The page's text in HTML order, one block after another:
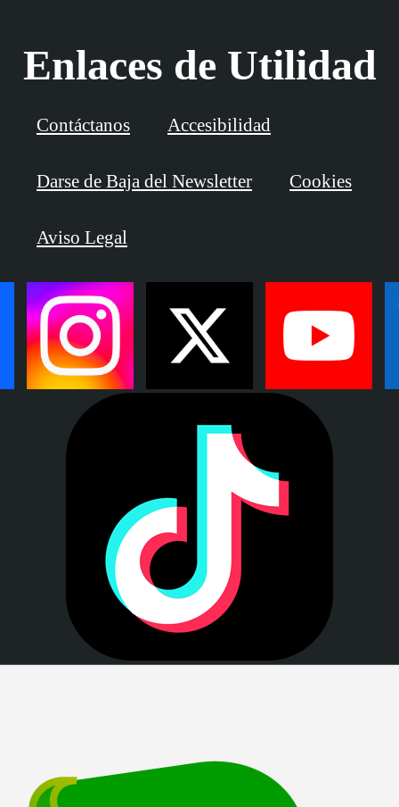
Enlaces de Utilidad
Contáctanos Accesibilidad
Darse de Baja del Newsletter Cookies
Aviso Legal